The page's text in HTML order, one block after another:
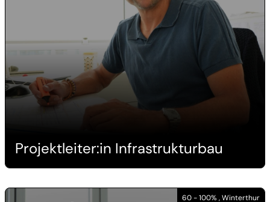
Projektleiter:in Infrastrukturbau
60 - 100% , Winterthur